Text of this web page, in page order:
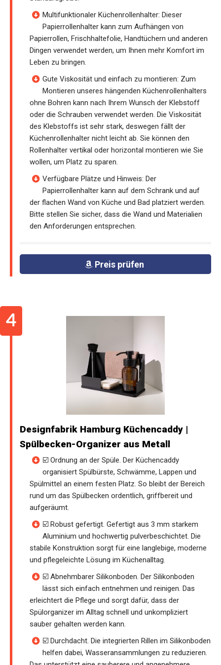
Multifunktionaler Küchenrollenhalter: Dieser
Papierrollenhalter kann zum Aufhängen von
Papierrollen, Frischhaltefolie, Handtüchern und anderen
Dingen verwendet werden, um Ihnen mehr Komfort im
Leben zu bringen.
Gute Viskosität und einfach zu montieren: Zum
Montieren unseres hängenden Küchenrollenhalters
ohne Bohren kann nach Ihrem Wunsch der Klebstoff
oder die Schrauben verwendet werden. Die Viskosität
des Klebstoffs ist sehr stark, deswegen fällt der
Küchenrollenhalter nicht leicht ab. Sie können den
Rollenhalter vertikal oder horizontal montieren wie Sie
wollen, um Platz zu sparen.
Verfügbare Plätze und Hinweis: Der
Papierrollenhalter kann auf dem Schrank und auf
der flachen Wand von Küche und Bad platziert werden.
Bitte stellen Sie sicher, dass die Wand und Materialien
den Anforderungen entsprechen.
Preis prüfen
Designfabrik Hamburg Küchencaddy |
Spülbecken-Organizer aus Metall
☑️ Ordnung an der Spüle. Der Küchencaddy
organisiert Spülbürste, Schwämme, Lappen und
Spülmittel an einem festen Platz. So bleibt der Bereich
rund um das Spülbecken ordentlich, griffbereit und
aufgeräumt.
☑️ Robust gefertigt. Gefertigt aus 3 mm starkem
Aluminium und hochwertig pulverbeschichtet. Die
stabile Konstruktion sorgt für eine langlebige, moderne
und pflegeleichte Lösung im Küchenalltag.
☑️ Abnehmbarer Silikonboden. Der Silikonboden
lässt sich einfach entnehmen und reinigen. Das
erleichtert die Pflege und sorgt dafür, dass der
Spülorganizer im Alltag schnell und unkompliziert
sauber gehalten werden kann.
☑️ Durchdacht. Die integrierten Rillen im Silikonboden
helfen dabei, Wasseransammlungen zu reduzieren.